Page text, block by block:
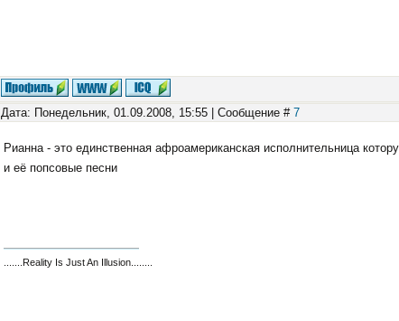
Дата: Понедельник, 01.09.2008, 15:55 | Сообщение # 7
Рианна - это единственная афроамериканская исполнительница
и её попсовые песни
.......Reality Is Just An Illusion........